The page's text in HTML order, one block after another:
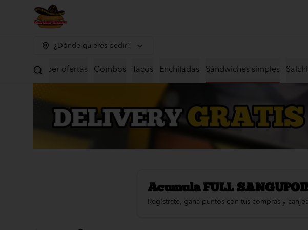
¿Dónde quieres pedir?
Super ofertas Combos Tacos Enchiladas Sándwiches simples
Acumula FULL
Regístrate, gana puntos con tus compras y